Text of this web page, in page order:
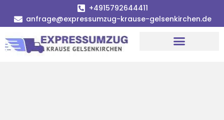
+4915792644411
anfrage@expressumzug-krause-gelsenkirchen.de